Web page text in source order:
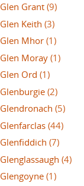
Glen Grant (9)
Glen Keith (3)
Glen Mhor (1)
Glen Moray (1)
Glen Ord (1)
Glenburgie (2)
Glendronach (5)
Glenfarclas (44)
Glenfiddich (7)
Glenglassaugh (4)
Glengoyne (1)